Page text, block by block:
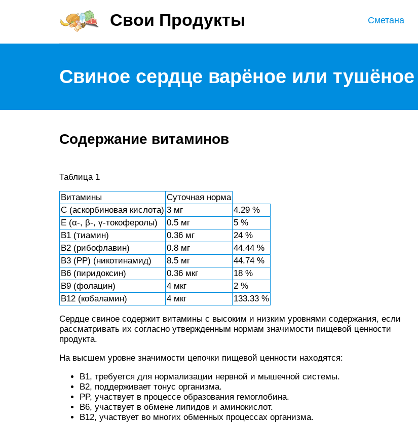
Свои Продукты Сметана
Свиное сердце варёное или тушёное
Содержание витаминов
Таблица 1
Витамины
Суточная норма
C (аскорбиновая кислота) 3 мг
4.29 %
E (α-, β-, γ-токоферолы)
0.5 мг
5 %
B1 (тиамин)
0.36 мг
24 %
B2 (рибофлавин)
0.8 мг
44.44 %
B3 (PP) (никотинамид)
8.5 мг
44.74 %
B6 (пиридоксин)
0.36 мкг
18 %
B9 (фолацин)
4 мкг
2 %
B12 (кобаламин)
4 мкг 133.33 %
Сердце свиное содержит витамины с высоким и низким уровнями содержания, если
рассматривать их согласно утвержденным нормам значимости пищевой ценности
продукта.
На высшем уровне значимости цепочки пищевой ценности находятся:
B1, требуется для нормализации нервной и мышечной системы.
B2, поддерживает тонус организма.
PP, участвует в процессе образования гемоглобина.
B6, участвует в обмене липидов и аминокислот.
B12, участвует во многих обменных процессах организма.